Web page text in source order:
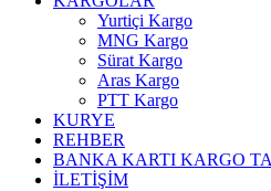
Yurtiçi Kargo
MNG Kargo
Sürat Kargo
Aras Kargo
PTT Kargo
KURYE
REHBER
BANKA KARTI KARGO
İLETİŞİM